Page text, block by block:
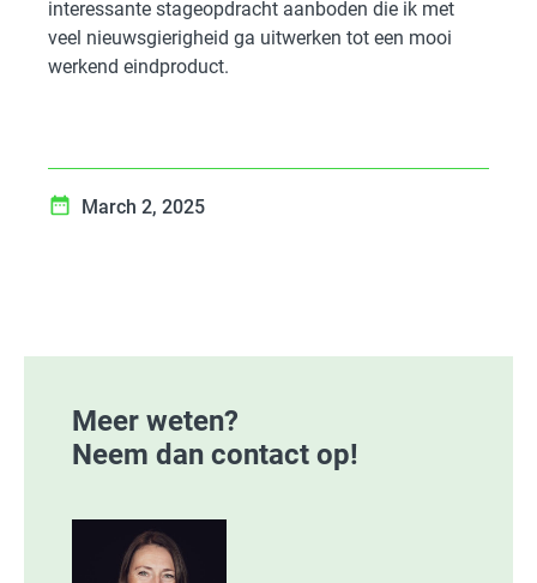
interessante stageopdracht aanboden die ik met
veel nieuwsgierigheid ga uitwerken tot een mooi
werkend eindproduct.
March 2, 2025
Meer weten?
Neem dan contact op!